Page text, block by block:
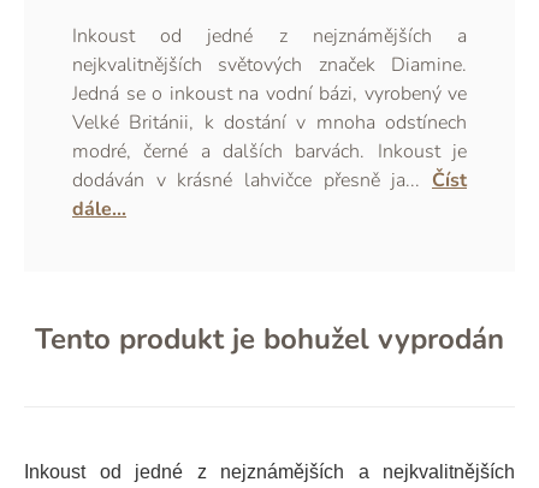
Inkoust od jedné z nejznámějších a
nejkvalitnějších světových značek Diamine.
Jedná se o inkoust na vodní bázi, vyrobený ve
Velké Británii, k dostání v mnoha odstínech
modré, černé a dalších barvách. Inkoust je
dodáván v krásné lahvičce přesně ja... Číst
dále...
Tento produkt je bohužel vyprodán
Inkoust od jedné z nejznámějších a nejkvalitnějších